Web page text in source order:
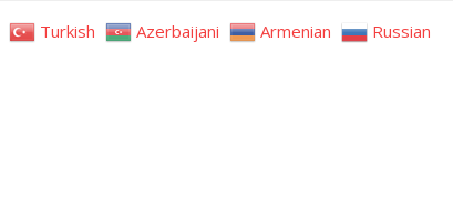
Turkish Azerbaijani Armenian Russian